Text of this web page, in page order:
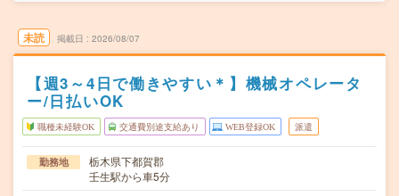
未読 掲載日 2026/08/07
【週3～4日で働きやすい＊】機械オペレータ
ー/日払いOK
職種未経験OK 交通費別途支給あり WEB登録OK 派遣
勤務地
栃木県下都賀郡
壬生駅から車5分